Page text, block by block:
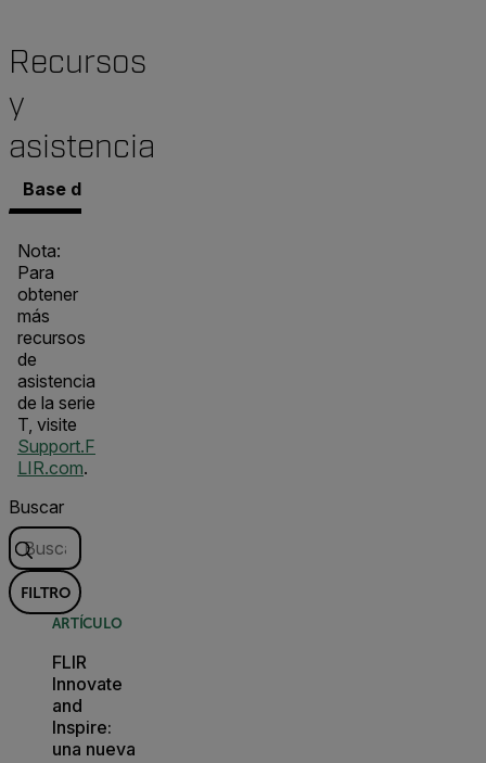
Recursos
y
asistencia
Base de conocimientos
Nota:
Para
obtener
más
recursos
de
asistencia
de la serie
T, visite
Support.F
LIR.com.
Buscar
FILTRO
ARTÍCULO
FLIR
Innovate
and
Inspire:
una nueva